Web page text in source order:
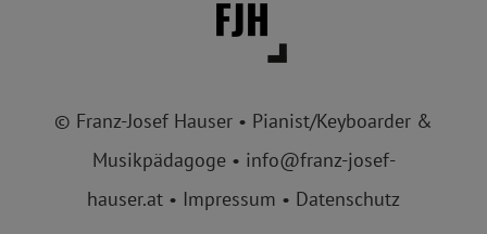
© Franz-Josef Hauser • Pianist/Keyboarder &
Musikpädagoge • info@franz-josef-
hauser.at • Impressum • Datenschutz